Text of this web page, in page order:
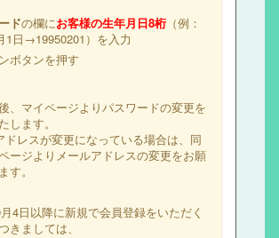
ドの欄にお客様の生年月日8桁 （例：
1日→19950201）を入力
ボタンを押す
、マイページよりパスワードの変更を
します。
ドレスが変更になっている場合は、同
ージよりメールアドレスの変更をお願
す。
4日以降に新規で会員登録をいただく
きましては、